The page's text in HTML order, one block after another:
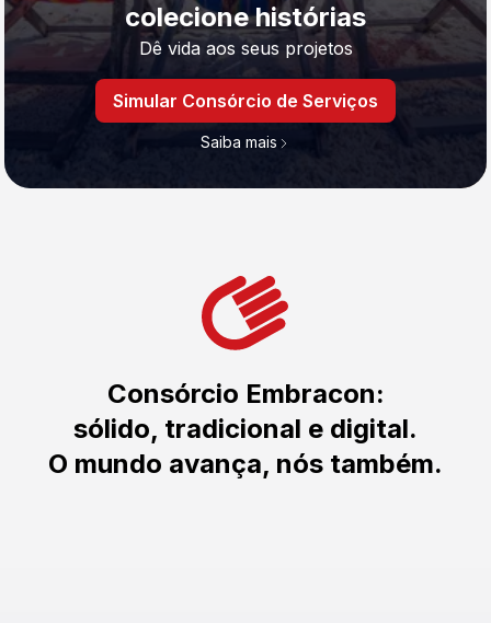
colecione histórias
Dê vida aos seus projetos
Simular Consórcio de Serviços
Saiba mais
Consórcio Embracon:
sólido, tradicional e digital.
O mundo avança, nós também.